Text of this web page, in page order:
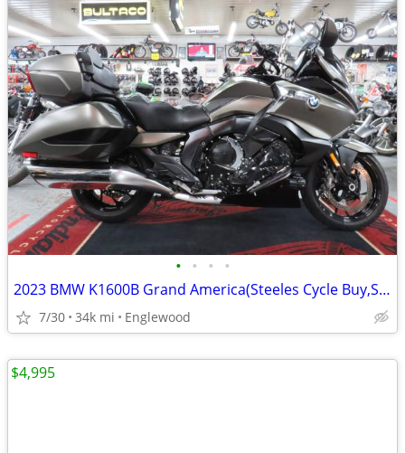
• • • •
2023 BMW K1600B Grand America(Steeles Cycle Buy,Sell,Trade,Consign)
7/30 34k mi Englewood
$4,995